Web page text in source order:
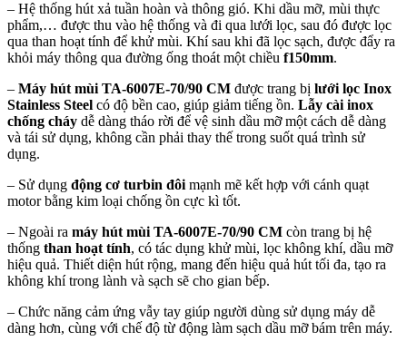
– Hệ thống hút xả tuần hoàn và thông gió. Khi dầu mỡ, mùi thực
phẩm,… được thu vào hệ thống và đi qua lưới lọc, sau đó được lọc
qua than hoạt tính để khử mùi. Khí sau khi đã lọc sạch, được đẩy ra
khỏi máy thông qua đường ống thoát một chiều f150mm.
– Máy hút mùi TA-6007E-70/90 CM được trang bị lưới lọc Inox
Stainless Steel có độ bền cao, giúp giảm tiếng ồn. Lẫy cài inox
chống cháy dễ dàng tháo rời để vệ sinh dầu mỡ một cách dễ dàng
và tái sử dụng, không cần phải thay thế trong suốt quá trình sử
dụng.
– Sử dụng động cơ turbin đôi mạnh mẽ kết hợp với cánh quạt
motor bằng kim loại chống ồn cực kì tốt.
– Ngoài ra máy hút mùi TA-6007E-70/90 CM còn trang bị hệ
thống than hoạt tính, có tác dụng khử mùi, lọc không khí, dầu mỡ
hiệu quả. Thiết diện hút rộng, mang đến hiệu quả hút tối đa, tạo ra
không khí trong lành và sạch sẽ cho gian bếp.
– Chức năng cảm ứng vẫy tay giúp người dùng sử dụng máy dễ
dàng hơn, cùng với chế độ từ động làm sạch dầu mỡ bám trên máy.